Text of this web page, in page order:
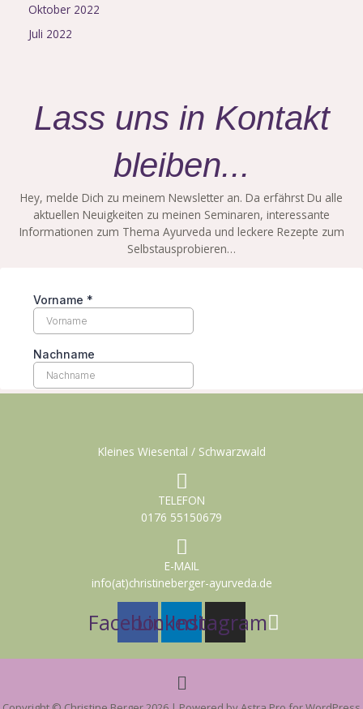
Oktober 2022
Juli 2022
Lass uns in Kontakt
bleiben...
Hey, melde Dich zu meinem Newsletter an. Da erfährst Du alle
aktuellen Neuigkeiten zu meinen Seminaren, interessante
Informationen zum Thema Ayurveda und leckere Rezepte zum
Selbstausprobieren…
Kleines Wiesental / Schwarzwald
TELEFON
0176 55150679
E-MAIL
info(at)christineberger-ayurveda.de
FacebookLinkedin
Instagram
Menü